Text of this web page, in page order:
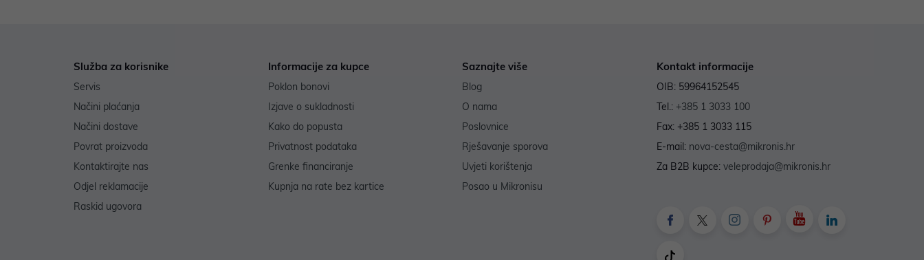
Služba za korisnike
Servis
Načini plaćanja
Načini dostave
Povrat proizvoda
Kontaktirajte nas
Odjel reklamacije
Raskid ugovora
Informacije za kupce
Poklon bonovi
Izjave o sukladnosti
Kako do popusta
Privatnost podataka
Grenke financiranje
Kupnja na rate bez kartice
Saznajte više
Blog
O nama
Poslovnice
Rješavanje sporova
Uvjeti korištenja
Posao u Mikronisu
Kontakt informacije
OIB: 59964152545
Tel.: +385 1 3033 100
Fax: +385 1 3033 115
E-mail: nova-cesta@mikronis.hr
Za B2B kupce: veleprodaja@mikronis.hr